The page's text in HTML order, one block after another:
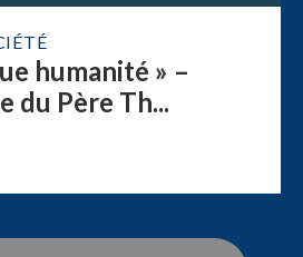
humanité » –
du Père Th...